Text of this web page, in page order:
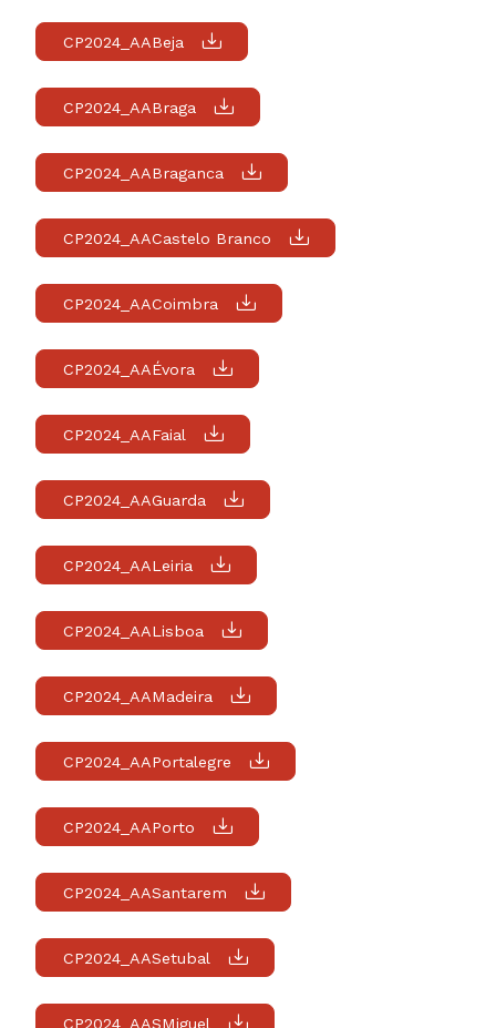
CP2024_AABeja
CP2024_AABraga
CP2024_AABraganca
CP2024_AACastelo Branco
CP2024_AACoimbra
CP2024_AAÉvora
CP2024_AAFaial
CP2024_AAGuarda
CP2024_AALeiria
CP2024_AALisboa
CP2024_AAMadeira
CP2024_AAPortalegre
CP2024_AAPorto
CP2024_AASantarem
CP2024_AASetubal
CP2024_AASMiguel